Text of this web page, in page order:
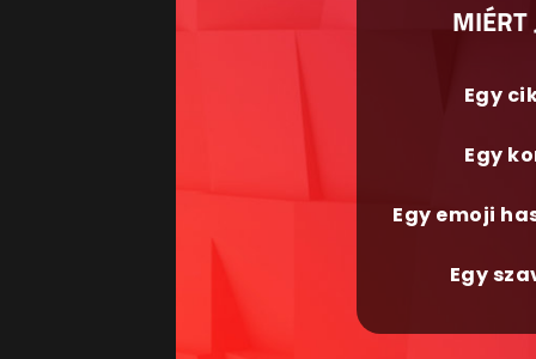
MIÉRT
Egy
Egy
Egy emoji
Egy